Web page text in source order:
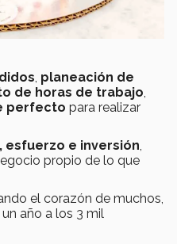
, planeación de
de horas de trabajo,
perfecto para realizar
esfuerzo e inversión,
propio de lo que
el corazón de muchos,
año a los 3 mil